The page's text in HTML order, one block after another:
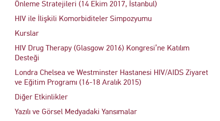
Önleme Stratejileri (14 Ekim 2017, İstanbul)
HIV ile İlişkili Komorbiditeler Simpozyumu
Kurslar
HIV Drug Therapy (Glasgow 2016) Kongresi’ne Katılım
Desteği
Londra Chelsea ve Westminster Hastanesi HIV/AIDS Ziyaret
ve Eğitim Programı (16-18 Aralık 2015)
Diğer Etkinlikler
Yazılı ve Görsel Medyadaki Yansımalar